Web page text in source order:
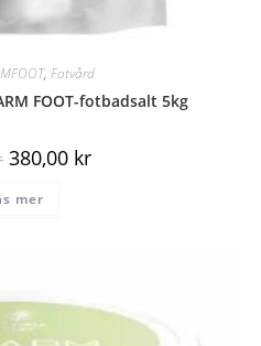
, Fotvård
FOOT-fotbadsalt 5kg
380,00 kr
mer